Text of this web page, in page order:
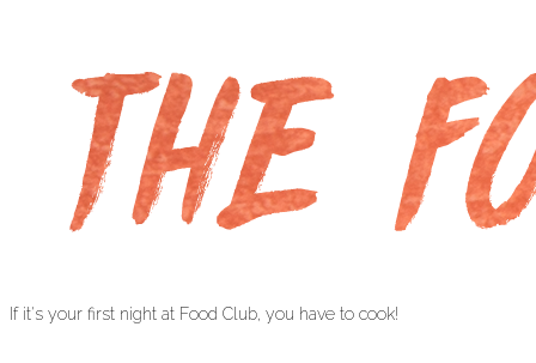
If it's your first night at Food Club, you have to cook!